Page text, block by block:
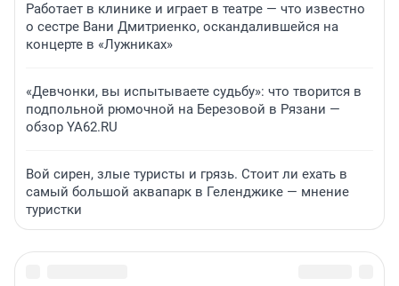
Работает в клинике и играет в театре — что известно
о сестре Вани Дмитриенко, оскандалившейся на
концерте в «Лужниках»
«Девчонки, вы испытываете судьбу»: что творится в
подпольной рюмочной на Березовой в Рязани —
обзор YA62.RU
Вой сирен, злые туристы и грязь. Стоит ли ехать в
самый большой аквапарк в Геленджике — мнение
туристки